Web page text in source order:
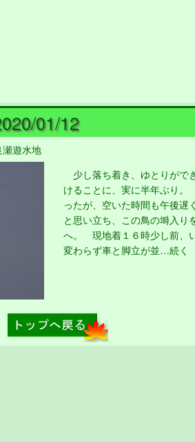
01/12
瀬遊水地
少し落ち着き、ゆとりがで
けることに、実に半年ぶり
ったが、空いた時間も午後
と思い立ち、この鳥の塒入り
へ。 現地着１６時少し前、
変わらず車と脚立が並…続く